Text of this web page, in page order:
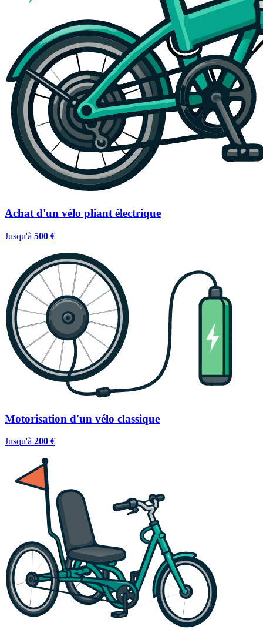
Achat d'un vélo pliant électrique
Jusqu'à 500 €
Motorisation d'un vélo classique
Jusqu'à 200 €